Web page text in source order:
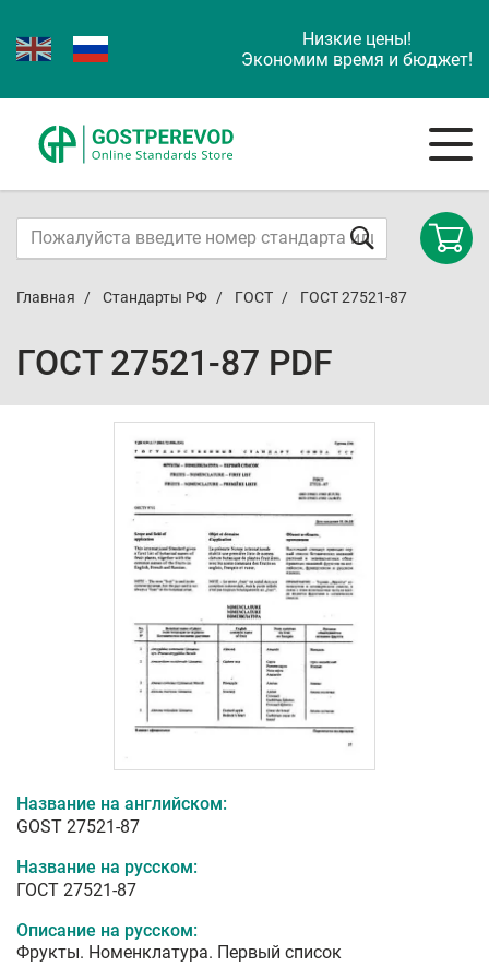
Низкие цены!
Экономим время и бюджет!
Главная Стандарты РФ ГОСТ ГОСТ 27521-87
ГОСТ 27521-87 PDF
Название на английском:
GOST 27521-87
Название на русском:
ГОСТ 27521-87
Описание на русском:
Фрукты. Номенклатура. Первый список